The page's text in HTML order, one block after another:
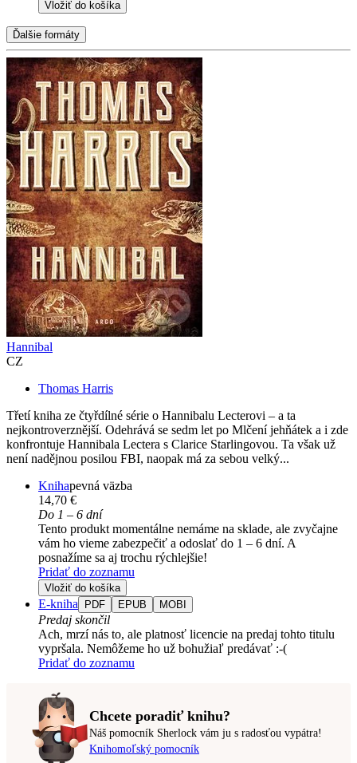
Vložiť do košíka
Ďalšie formáty
Hannibal
CZ
Thomas Harris
Třetí kniha ze čtyřdílné série o Hannibalu Lecterovi – a ta
nejkontroverznější. Odehrává se sedm let po Mlčení jehňátek a i zde
konfrontuje Hannibala Lectera s Clarice Starlingovou. Ta však už
není nadějnou posilou FBI, naopak má za sebou velký...
Knihapevná väzba
14,70 €
Do 1 – 6 dní
Tento produkt momentálne nemáme na sklade, ale zvyčajne
vám ho vieme zabezpečiť a odoslať do 1 – 6 dní. A
posnažíme sa aj trochu rýchlejšie!
Pridať do zoznamu
Vložiť do košíka
E-kniha PDF EPUB MOBI
Predaj skončil
Ach, mrzí nás to, ale platnosť licencie na predaj tohto titulu
vypršala. Nemôžeme ho už bohužiaľ predávať :-(
Pridať do zoznamu
Chcete poradiť knihu?
Náš pomocník Sherlock vám ju s radosťou vypátra!
Knihomoľský pomocník